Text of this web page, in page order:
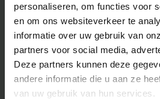
personaliseren, om functies voor
en om ons websiteverkeer te
informatie over uw gebruik van
partners voor social media,
Deze partners kunnen deze
andere informatie die u aan ze
van uw gebruik van hun services.